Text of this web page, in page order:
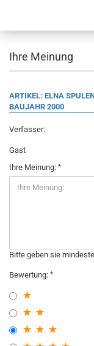
Ihre Meinung
ARTIKEL: ELNA
BAUJAHR 2000
Verfasser:
Gast
Ihre Meinung:
Bitte geben sie
Bewertung: